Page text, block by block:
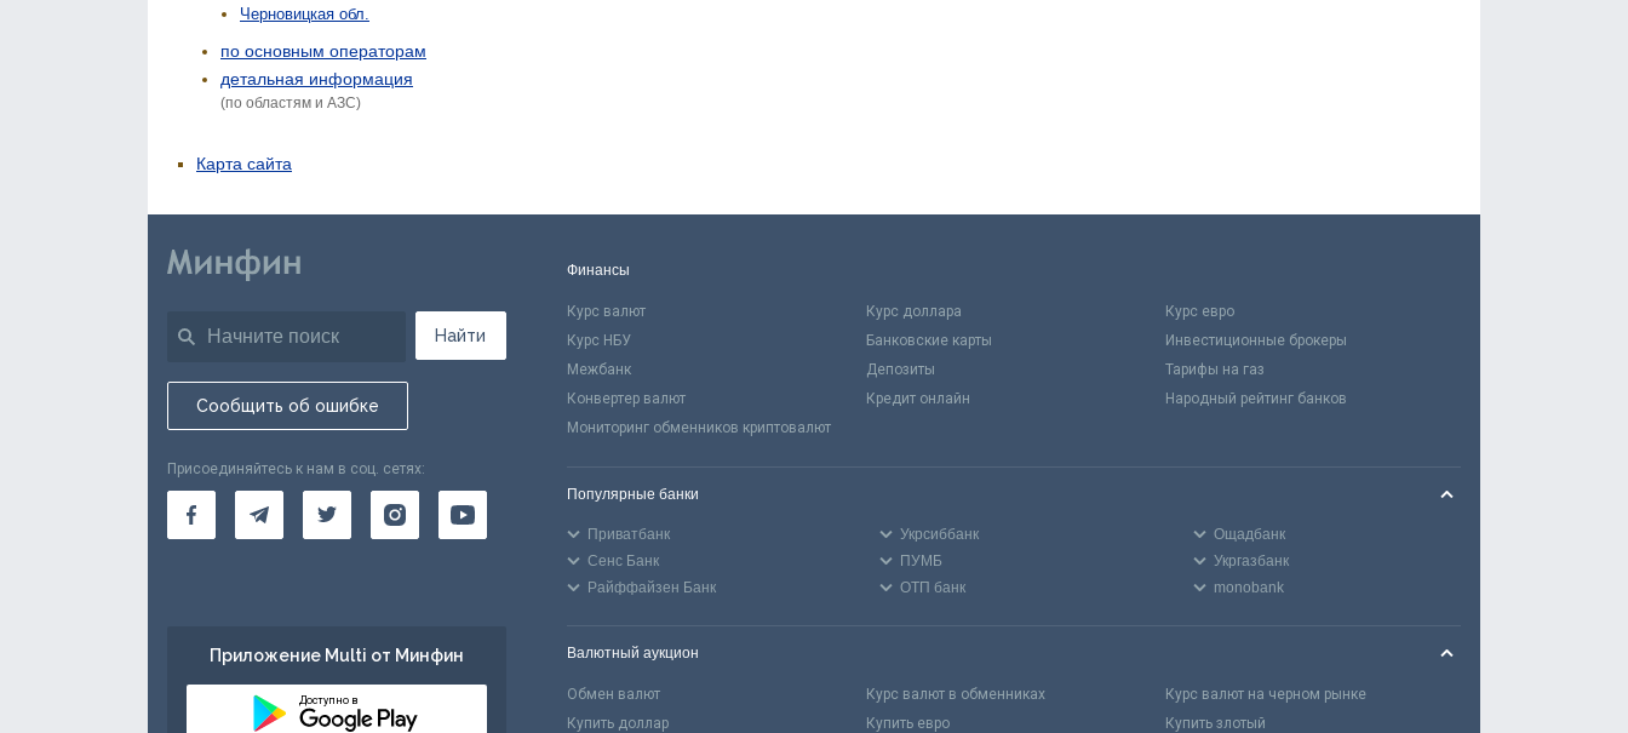
Черновицкая обл.
по основным операторам
детальная информация
(по областям и АЗС)
Карта сайта
Найти
Сообщить об ошибке
Присоединяйтесь к нам в соц. сетях:
Приложение Multi от Минфин
Доступно в
Финансы
Курс валют Курс доллара
Курс евро
Курс НБУ
Банковские карты
Инвестиционные брокеры
Межбанк
Депозиты
Тарифы на газ
Конвертер валют
Кредит онлайн
Народный рейтинг банков
Мониторинг обменников криптовалют
Популярные банки
Приватбанк Укрсиббанк
Ощадбанк
Сенс Банк
ПУМБ
Укргазбанк
Райффайзен Банк
ОТП банк monobank
Валютный аукцион
Обмен валют Курс валют в обменниках
Курс валют на черном рынке
Купить доллар
Купить евро Купить злотый